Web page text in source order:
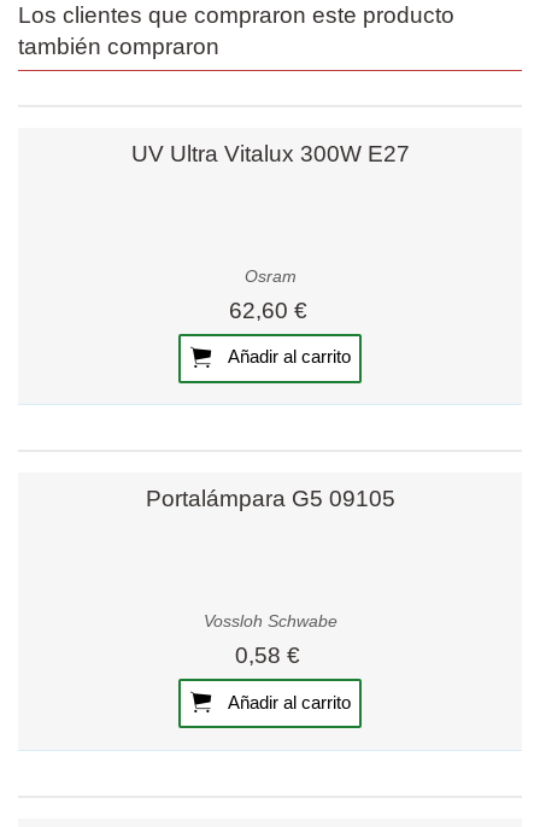
Los clientes que compraron este producto
también compraron
UV Ultra Vitalux 300W E27
Osram
62,60 €
Añadir al carrito
Portalámpara G5 09105
Vossloh Schwabe
0,58 €
Añadir al carrito